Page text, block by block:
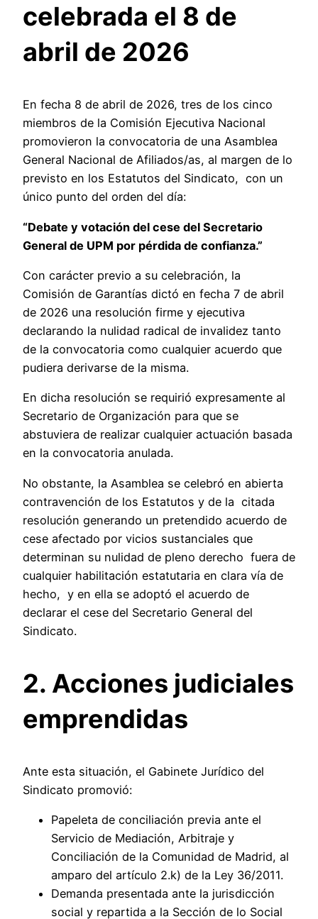
celebrada el 8 de
abril de 2026
En fecha 8 de abril de 2026, tres de los cinco
miembros de la Comisión Ejecutiva Nacional
promovieron la convocatoria de una Asamblea
General Nacional de Afiliados/as, al margen de lo
previsto en los Estatutos del Sindicato, con un
único punto del orden del día:
“Debate y votación del cese del Secretario
General de UPM por pérdida de confianza.”
Con carácter previo a su celebración, la
Comisión de Garantías dictó en fecha 7 de abril
de 2026 una resolución firme y ejecutiva
declarando la nulidad radical de invalidez tanto
de la convocatoria como cualquier acuerdo que
pudiera derivarse de la misma.
En dicha resolución se requirió expresamente al
Secretario de Organización para que se
abstuviera de realizar cualquier actuación basada
en la convocatoria anulada.
No obstante, la Asamblea se celebró en abierta
contravención de los Estatutos y de la citada
resolución generando un pretendido acuerdo de
cese afectado por vicios sustanciales que
determinan su nulidad de pleno derecho fuera de
cualquier habilitación estatutaria en clara vía de
hecho, y en ella se adoptó el acuerdo de
declarar el cese del Secretario General del
Sindicato.
2. Acciones judiciales
emprendidas
Ante esta situación, el Gabinete Jurídico del
Sindicato promovió:
Papeleta de conciliación previa ante el
Servicio de Mediación, Arbitraje y
Conciliación de la Comunidad de Madrid, al
amparo del artículo 2.k) de la Ley 36/2011.
Demanda presentada ante la jurisdicción
social y repartida a la Sección de lo Social